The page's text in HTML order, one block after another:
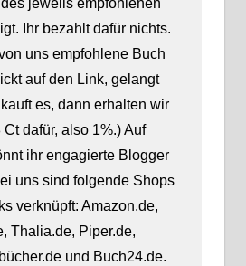
jeweils empfohlenen
Ihr bezahlt dafür nichts.
uns empfohlene Buch
auf den Link, gelangt
es, dann erhalten wir
dafür, also 1%.) Auf
ihr engagierte Blogger
uns sind folgende Shops
verknüpft: Amazon.de,
Thalia.de, Piper.de,
und Buch24.de.